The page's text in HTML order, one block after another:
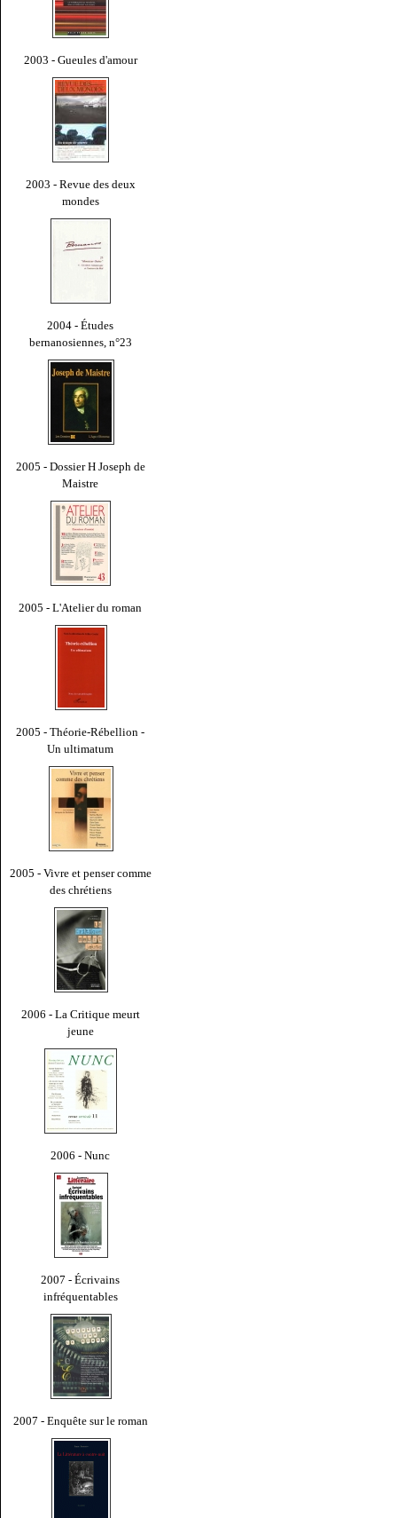
2003 - Gueules d'amour
2003 - Revue des deux
mondes
2004 - Études
bernanosiennes, n°23
2005 - Dossier H Joseph de
Maistre
2005 - L'Atelier du roman
2005 - Théorie-Rébellion -
Un ultimatum
2005 - Vivre et penser comme
des chrétiens
2006 - La Critique meurt
jeune
2006 - Nunc
2007 - Écrivains
infréquentables
2007 - Enquête sur le roman